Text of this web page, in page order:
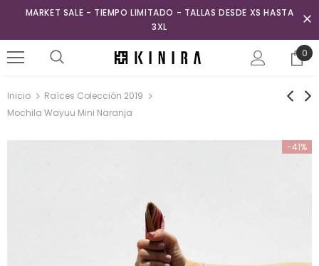
MARKET SALE - TIEMPO LIMITADO - TALLAS DESDE XS HASTA
3XL
0
Inicio
Raíces Colección 2019
Mochila Wayuu Mini Naranja
-41%